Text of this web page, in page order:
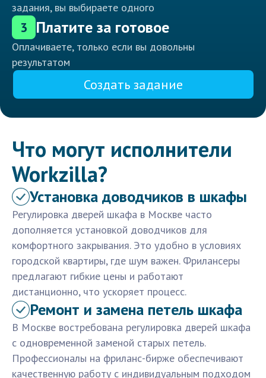
задания, вы выбираете одного
3 Платите за готовое
Оплачиваете, только если вы довольны
результатом
Создать задание
Что могут исполнители
Workzilla?
Установка доводчиков в шкафы
Регулировка дверей шкафа в Москве часто
дополняется установкой доводчиков для
комфортного закрывания. Это удобно в условиях
городской квартиры, где шум важен. Фрилансеры
предлагают гибкие цены и работают
дистанционно, что ускоряет процесс.
Ремонт и замена петель шкафа
В Москве востребована регулировка дверей шкафа
с одновременной заменой старых петель.
Профессионалы на фриланс-бирже обеспечивают
качественную работу с индивидуальным подходом